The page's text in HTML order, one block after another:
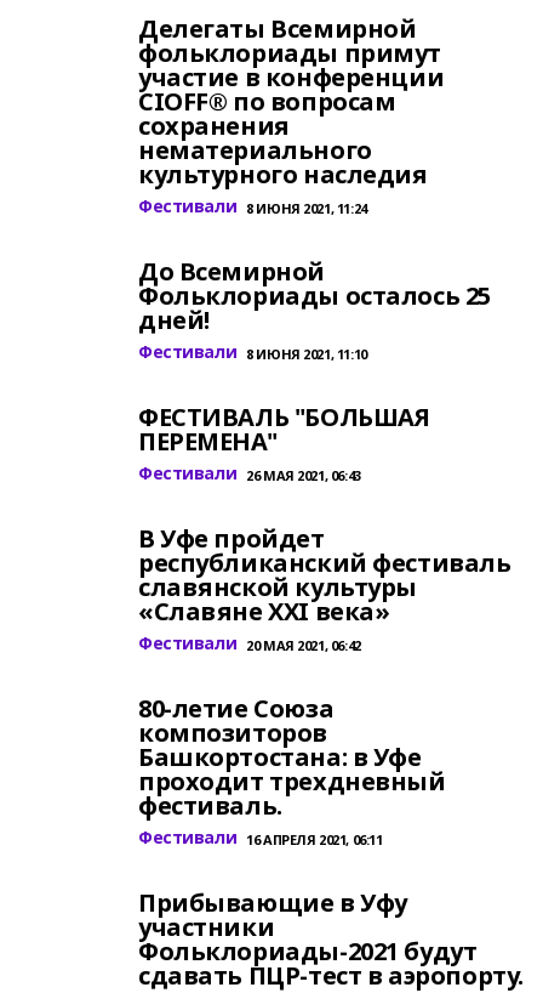
Делегаты Всемирной
фольклориады примут
участие в конференции
CIOFF® по вопросам
сохранения
нематериального
культурного наследия
Фестивали 8 ИЮНЯ 2021, 11:24
До Всемирной
Фольклориады осталось 25
дней!
Фестивали 8 ИЮНЯ 2021, 11:10
ФЕСТИВАЛЬ "БОЛЬШАЯ
ПЕРЕМЕНА"
Фестивали 26 МАЯ 2021, 06:43
В Уфе пройдет
республиканский фестиваль
славянской культуры
«Славяне XXI века»
Фестивали 20 МАЯ 2021, 06:42
80-летие Союза
композиторов
Башкортостана: в Уфе
проходит трехдневный
фестиваль.
Фестивали 16 АПРЕЛЯ 2021, 06:11
Прибывающие в Уфу
участники
Фольклориады-2021 будут
сдавать ПЦР-тест в аэропорту.